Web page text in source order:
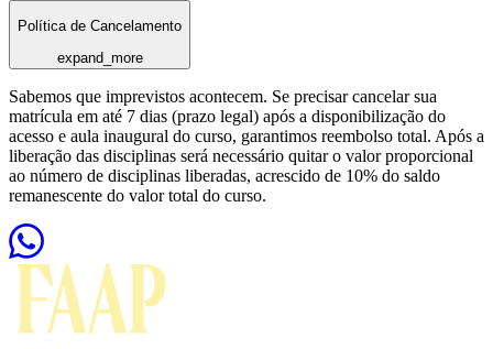
Política de Cancelamento
expand_more
Sabemos que imprevistos acontecem. Se precisar cancelar sua
matrícula em até 7 dias (prazo legal) após a disponibilização do
acesso e aula inaugural do curso, garantimos reembolso total. Após a
liberação das disciplinas será necessário quitar o valor proporcional
ao número de disciplinas liberadas, acrescido de 10% do saldo
remanescente do valor total do curso.